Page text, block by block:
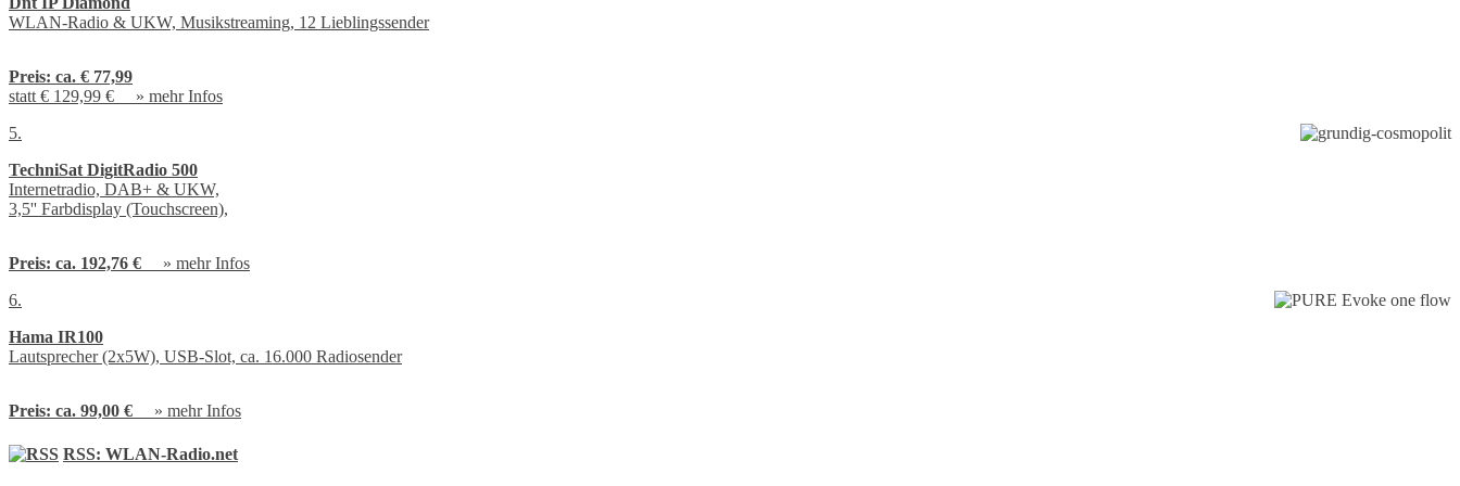
WLAN-Radio & UKW, Musikstreaming, 12 Lieblingssender
Preis: ca. € 77,99
statt € 129,99 € » mehr Infos
5.
TechniSat DigitRadio 500
Internetradio, DAB+ & UKW,
3,5'' Farbdisplay (Touchscreen),
Preis: ca. 192,76 € » mehr Infos
6.
Hama IR100
Lautsprecher (2x5W), USB-Slot, ca. 16.000 Radiosender
Preis: ca. 99,00 € » mehr Infos
RSS: WLAN-Radio.net